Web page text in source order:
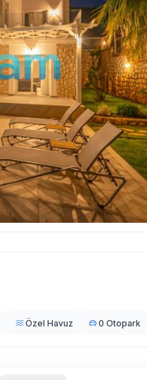
Özel Havuz 0 Otopark